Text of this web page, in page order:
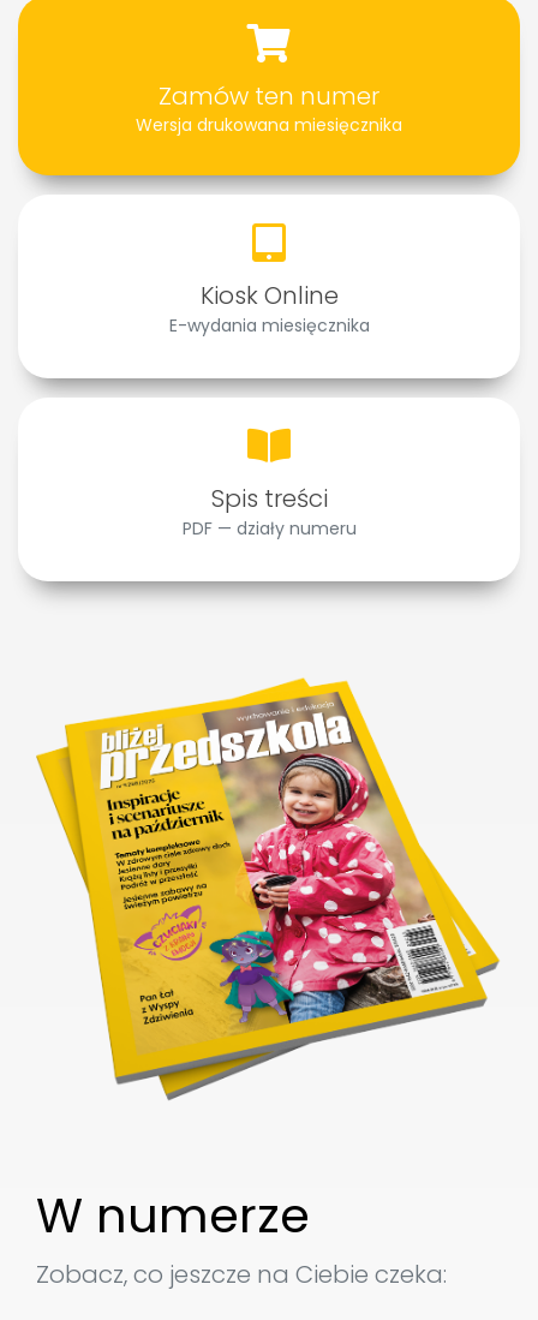
Zamów ten numer
Wersja drukowana miesięcznika
Kiosk Online
E-wydania miesięcznika
Spis treści
PDF — działy numeru
W numerze
Zobacz, co jeszcze na Ciebie czeka: